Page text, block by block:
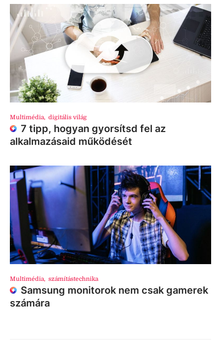
Multimédia, digitális világ
7 tipp, hogyan gyorsítsd fel az
alkalmazásaid működését
Multimédia, számítástechnika
Samsung monitorok nem csak gamerek
számára